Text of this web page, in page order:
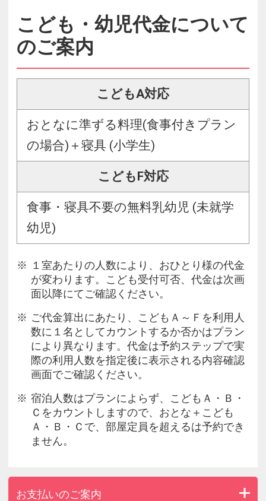
こども・幼児代金について
のご案内
こどもA対応
おとなに準ずる料理(食事付きプラン
の場合)＋寝具 (小学生)
こどもF対応
食事・寝具不要の無料乳幼児 (未就学
幼児)
１室あたりの人数により、おひとり様の代金
が変わります。こども受付可否、代金は次画
面以降にてご確認ください。
ご代金算出にあたり、こどもＡ～Ｆを利用人
数に１名としてカウントするか否かはプラン
により異なります。代金は予約ステップで実
際の利用人数を指定後に表示される内容確認
画面でご確認ください。
宿泊人数はプランによらず、こどもＡ・Ｂ・
Ｃをカウントしますので、おとな＋こども
Ａ・Ｂ・Ｃで、部屋定員を超えるは予約でき
ません。
お支払いのご案内